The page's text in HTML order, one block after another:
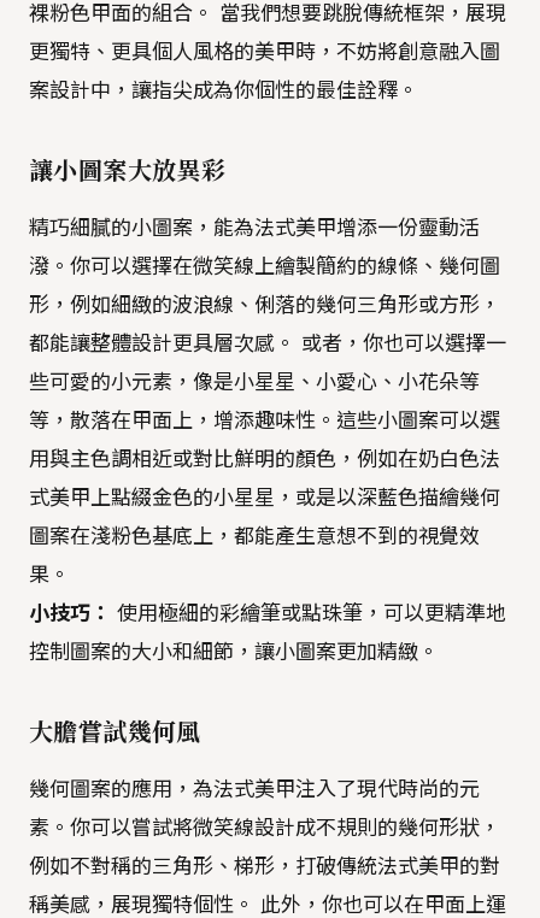
裸粉色甲面的組合。 當我們想要跳脫傳統框架，展現
更獨特、更具個人風格的美甲時，不妨將創意融入圖
案設計中，讓指尖成為你個性的最佳詮釋。
讓小圖案大放異彩
精巧細膩的小圖案，能為法式美甲增添一份靈動活
潑。你可以選擇在微笑線上繪製簡約的線條、幾何圖
形，例如細緻的波浪線、俐落的幾何三角形或方形，
都能讓整體設計更具層次感。 或者，你也可以選擇一
些可愛的小元素，像是小星星、小愛心、小花朵等
等，散落在甲面上，增添趣味性。這些小圖案可以選
用與主色調相近或對比鮮明的顏色，例如在奶白色法
式美甲上點綴金色的小星星，或是以深藍色描繪幾何
圖案在淺粉色基底上，都能產生意想不到的視覺效
果。
小技巧： 使用極細的彩繪筆或點珠筆，可以更精準地
控制圖案的大小和細節，讓小圖案更加精緻。
大膽嘗試幾何風
幾何圖案的應用，為法式美甲注入了現代時尚的元
素。你可以嘗試將微笑線設計成不規則的幾何形狀，
例如不對稱的三角形、梯形，打破傳統法式美甲的對
稱美感，展現獨特個性。 此外，你也可以在甲面上運